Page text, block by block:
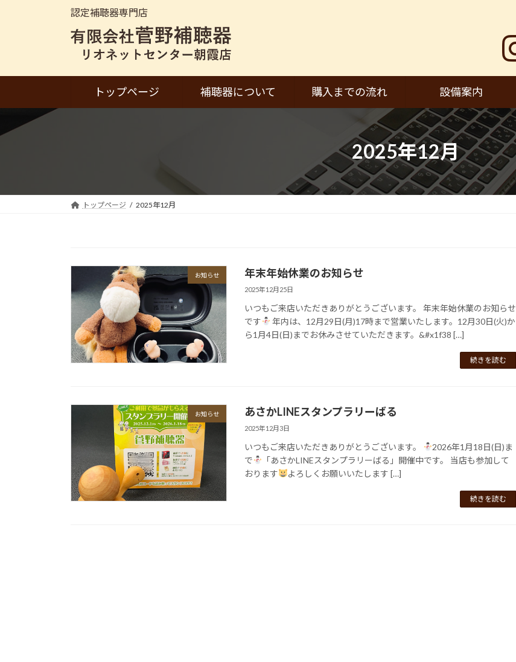
へ
キ
プ
ョ
に
動
認定補聴器専門店
トップページ 補聴器について 購入までの流れ 設備案内
2025年12月
トップページ 2025年12月
お知らせ 年末年始休業のお知らせ
2025年12月25日
いつもご来店いただきありがとうございます。 年末年始休業のお知らせ
です
年内は、12月29日(月)17時まで営業いたします。12月30日(火)か
ら1月4日(日)までお休みさせていただきます。&#x1f38 […]
続きを読む
お知らせ あさかLINEスタンプラリーばる
2025年12月3日
いつもご来店いただきありがとうございます。
2026年1月18日(日)ま
で
「あさかLINEスタンプラリーばる」開催中です。 当店も参加して
おります
よろしくお願いいたします […]
続きを読む